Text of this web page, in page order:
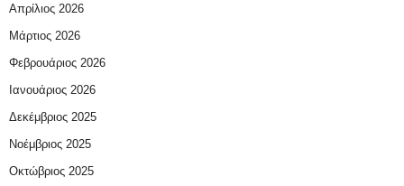
Απρίλιος 2026
Μάρτιος 2026
Φεβρουάριος 2026
Ιανουάριος 2026
Δεκέμβριος 2025
Νοέμβριος 2025
Οκτώβριος 2025